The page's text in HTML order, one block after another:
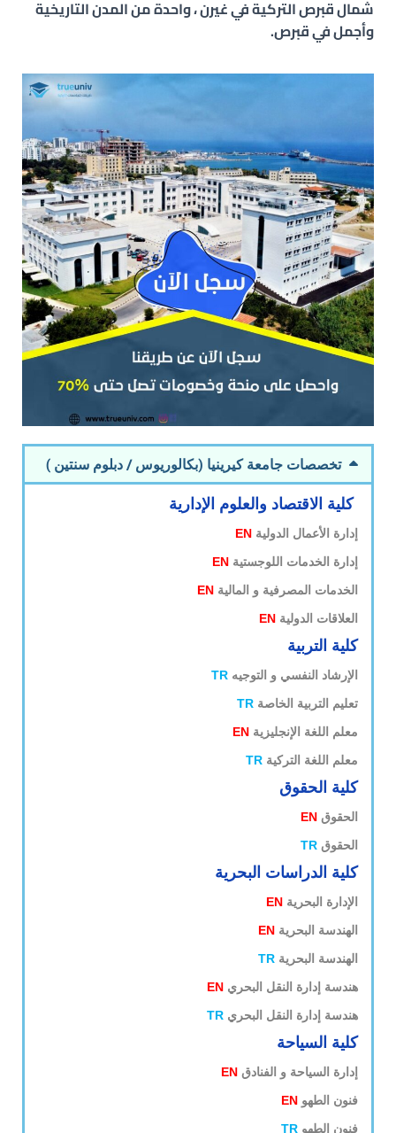
شمال قبرص التركية في غيرن ، واحدة من المدن التاريخية
وأجمل في قبرص.
تخصصات جامعة كيرينيا (بكالوريوس / دبلوم سنتين )
كلية الاقتصاد والعلوم الإدارية
إدارة الأعمال الدولية EN
إدارة الخدمات اللوجستية EN
الخدمات المصرفية و المالية EN
العلاقات الدولية EN
كلية التربية
الإرشاد النفسي و التوجيه TR
تعليم التربية الخاصة TR
معلم اللغة الإنجليزية EN
معلم اللغة التركية TR
كلية الحقوق
الحقوق EN
الحقوق TR
كلية الدراسات البحرية
الإدارة البحرية EN
الهندسة البحرية EN
الهندسة البحرية TR
هندسة إدارة النقل البحري EN
هندسة إدارة النقل البحري TR
كلية السياحة
إدارة السياحة و الفنادق EN
فنون الطهو EN
فنون الطهو TR